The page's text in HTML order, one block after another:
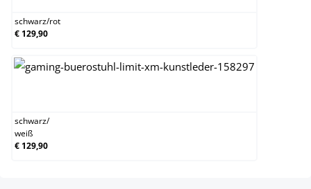
schwarz/rot
€ 129,90
schwarz/
weiß
€ 129,90